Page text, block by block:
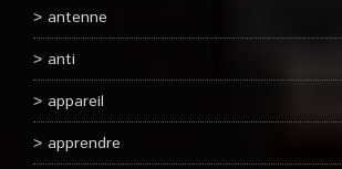
antenne
anti
appareil
apprendre